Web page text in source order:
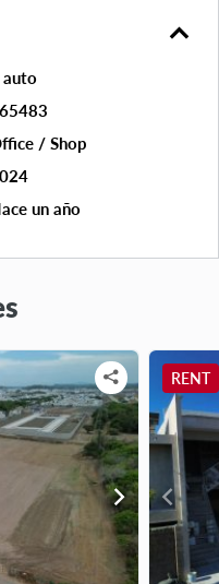
expand_less
auto
/ Shop
un año
chevron_right
RENT
chevron_left